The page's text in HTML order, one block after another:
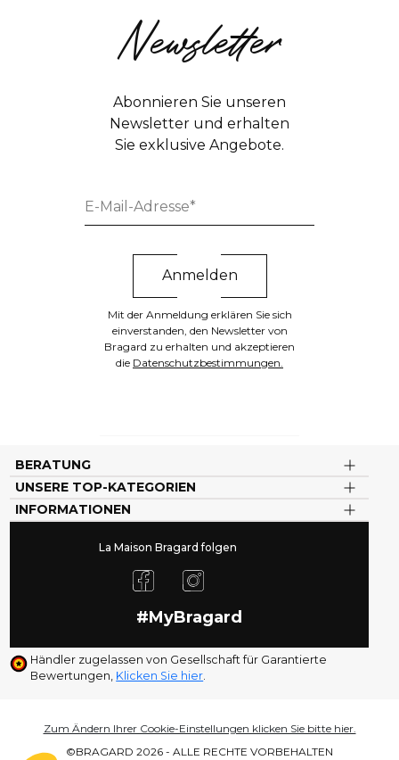
Newsletter
Abonnieren Sie unseren
Newsletter und erhalten
Sie exklusive Angebote.
Mit der Anmeldung erklären Sie sich
einverstanden, den Newsletter von
Bragard zu erhalten und akzeptieren
die Datenschutzbestimmungen.
BERATUNG
UNSERE TOP-KATEGORIEN
INFORMATIONEN
La Maison Bragard folgen
#MyBragard
Händler zugelassen von Gesellschaft für Garantierte
Bewertungen, Klicken Sie hier.
Zum Ändern Ihrer Cookie-Einstellungen klicken Sie bitte hier.
©BRAGARD 2026 - ALLE RECHTE VORBEHALTEN